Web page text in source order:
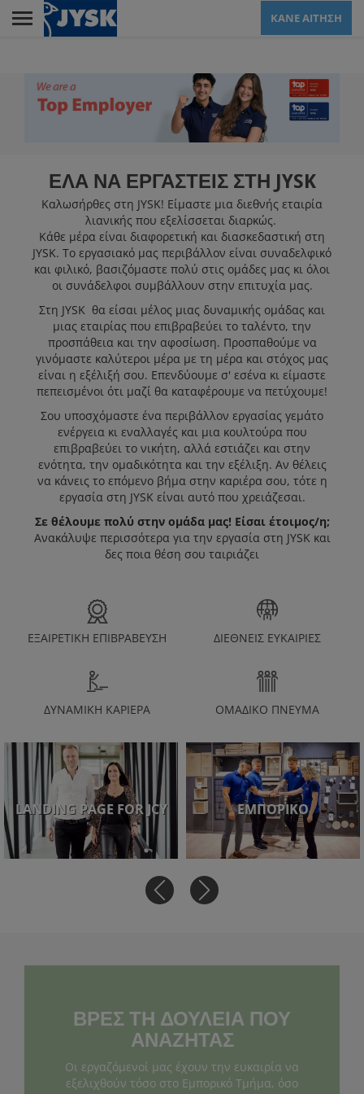
Skip
ΚΑΝΕ ΑΙΤΗΣΗ
LANDING PAGE FOR
ΕΜΠΟΡΙΚΌ
ΚΈΝΤΡΟ
ΕΞΥΠΗΡΈΤΗΣΗΣ
ΠΕΛΑΤΏΝ
ΚΕΝΤΡΙΚΆ ΓΡΑΦΕΊΑ
Η JYSK ΩΣ
ΕΡΓΟΔΌΤΗΣ
Open Positions JYSK Cyprus
ΚΑΝΕ ΑΙΤΗΣΗ
ΕΛΑ ΝΑ ΕΡΓΑΣΤΕΙΣ ΣΤΗ JYSK
Καλωσήρθες στη JYSK! Είμαστε μια διεθνής εταιρία
λιανικής που εξελίσσεται διαρκώς.
Κάθε μέρα είναι διαφορετική και διασκεδαστική στη
JYSK. Το εργασιακό μας περιβάλλον είναι συναδελφικό
και φιλικό, βασιζόμαστε πολύ στις ομάδες μας κι όλοι
οι συνάδελφοι συμβάλλουν στην επιτυχία μας.
Στη JYSK θα είσαι μέλος μιας δυναμικής ομάδας και
μιας εταιρίας που επιβραβεύει το ταλέντο, την
προσπάθεια και την αφοσίωση. Προσπαθούμε να
γινόμαστε καλύτεροι μέρα με τη μέρα και στόχος μας
είναι η εξέλιξή σου. Επενδύουμε σ' εσένα κι είμαστε
πεπεισμένοι ότι μαζί θα καταφέρουμε να πετύχουμε!
Σου υποσχόμαστε ένα περιβάλλον εργασίας γεμάτο
ενέργεια κι εναλλαγές και μια κουλτούρα που
επιβραβεύει το νικήτη, αλλά εστιάζει και στην
ενότητα, την ομαδικότητα και την εξέλιξη. Αν θέλεις
να κάνεις το επόμενο βήμα στην καριέρα σου, τότε η
εργασία στη JYSK είναι αυτό που χρειάζεσαι.
Σε θέλουμε πολύ στην ομάδα μας! Είσαι έτοιμος/η;
Ανακάλυψε περισσότερα για την εργασία στη JYSK και
δες ποια θέση σου ταιριάζει
ΕΞΑΙΡΕΤΙΚΗ ΕΠΙΒΡΑΒΕΥΣΗ ΔΙΕΘΝΕΙΣ ΕΥΚΑΙΡΙΕΣ
ΔΥΝΑΜΙΚΗ ΚΑΡΙΕΡΑ ΟΜΑΔΙΚΟ ΠΝΕΥΜΑ
LANDING PAGE FOR JCY ΕΜΠΟΡΙΚΌ
ΒΡΕΣ ΤΗ ΔΟΥΛΕΙΑ ΠΟΥ
ΑΝΑΖΗΤΑΣ
Οι εργαζόμενοί μας έχουν την ευκαιρία να
εξελιχθούν τόσο στο Εμπορικό Τμήμα, όσο